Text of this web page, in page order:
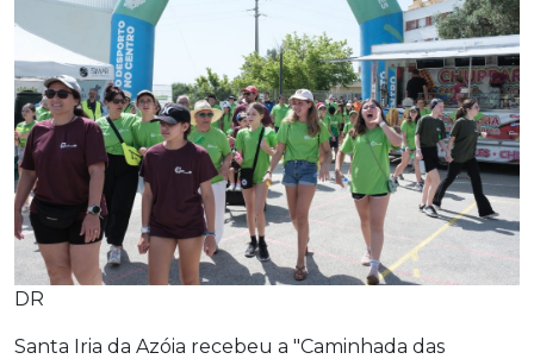
DR
Santa Iria da Azóia recebeu a "Caminhada das